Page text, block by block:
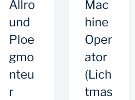
Allro
und
Ploe
gmo
nteu
r
Mac
hine
Oper
ator
(Lich
tmas